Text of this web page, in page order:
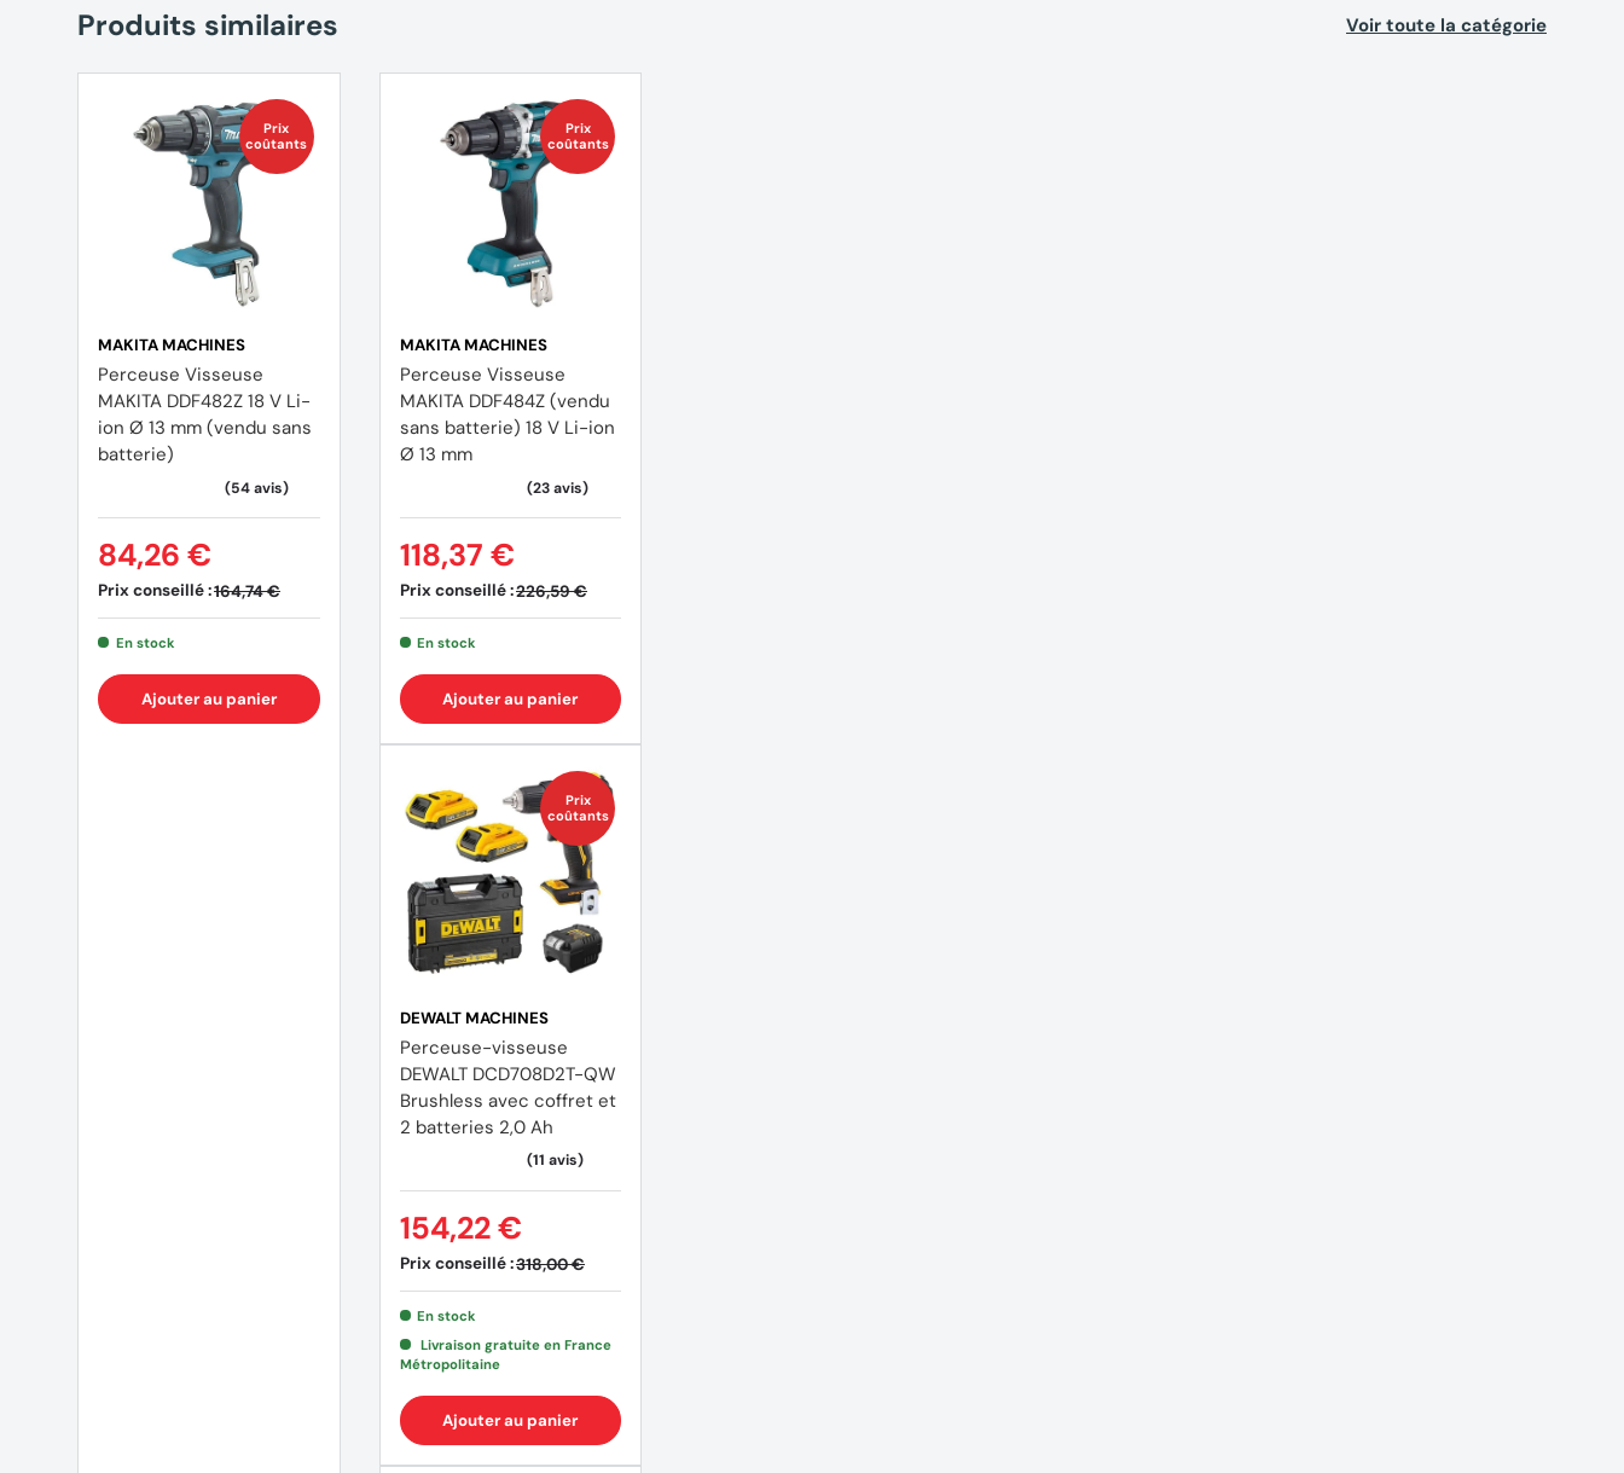
Couple maximal : 40 Nm
Type de mandrin : 13 mm monobloc
Nombre de batteries incluses : 2
Accessoires
2X Batterie 18 V / 1,5 Ah Li-Ion
1X Chargeur rapide 30 minutes
Produits similaires Voir toute la catégorie
Prix
coûtants
MAKITA MACHINES
Perceuse Visseuse
MAKITA DDF482Z 18 V Li-
ion Ø 13 mm (vendu sans
batterie)
Prix conseillé :164,74 €
84,26 €
En stock
Ajouter au panier
Prix
coûtants
MAKITA MACHINES
Perceuse Visseuse
MAKITA DDF484Z (vendu
sans batterie) 18 V Li-ion
Ø 13 mm
Prix conseillé :226,59 €
118,37 €
En stock
Ajouter au panier
Prix
coûtants
DEWALT MACHINES
Perceuse-visseuse
DEWALT DCD708D2T-QW
Brushless avec coffret et
2 batteries 2,0 Ah
Prix conseillé :318,00 €
154,22 €
En stock
Livraison gratuite en France
Métropolitaine
Ajouter au panier